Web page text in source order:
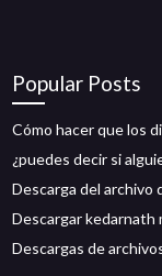
Popular Posts
Cómo hacer que los
¿puedes decir si
Descarga del archivo
Descargar kedarnath
Descargas de